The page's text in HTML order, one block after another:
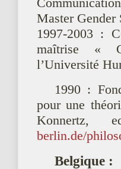
Master Gender
1997-2003 :
maîtrise «
l’Université
1990 :
pour une
Konnertz,
berlin.de/
Belgique: